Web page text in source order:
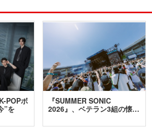
POPボ
”を
『SUMMER SONIC
2026』、ベテラン3組の懐…